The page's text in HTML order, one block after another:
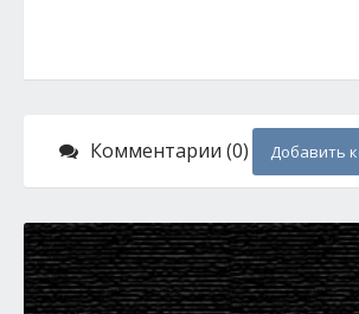
Комментарии (0) Добавить